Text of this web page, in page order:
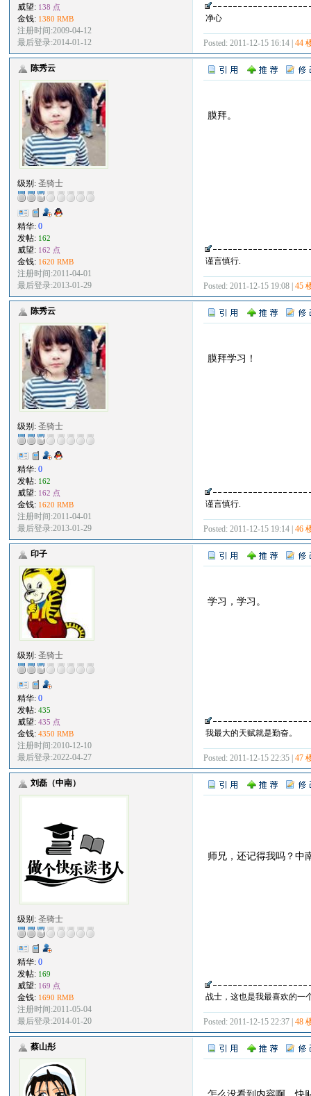
威望: 138 点
金钱: 1380 RMB
注册时间:2009-04-12
最后登录:2014-01-12
净心
Posted: 2011-12-15 16:14 |44
陈秀云
级别:圣骑士
精华:0
发帖: 162
威望: 162 点
金钱: 1620 RMB
注册时间:2011-04-01
最后登录:2013-01-29
膜拜。
谨言慎行.
Posted: 2011-12-15 19:08 |45
陈秀云
级别:圣骑士
精华:0
发帖: 162
威望: 162 点
金钱: 1620 RMB
注册时间:2011-04-01
最后登录:2013-01-29
膜拜学习！
谨言慎行.
Posted: 2011-12-15 19:14 |46
印子
级别:圣骑士
精华:0
发帖:435
威望:435 点
金钱:4350 RMB
注册时间:2010-12-10
最后登录:2022-04-27
学习，学习。
我最大的天赋就是勤奋。
Posted: 2011-12-15 22:35 |47
刘磊（中南）
级别:圣骑士
精华:0
发帖: 169
威望: 169 点
金钱: 1690 RMB
注册时间:2011-05-04
最后登录:2014-01-20
师兄，还记得我吗？中
战士，这也是我最喜欢的一
Posted: 2011-12-15 22:37 |48
蔡山彤
怎么没看到内容啊，快